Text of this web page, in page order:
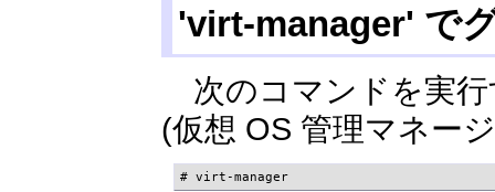
'virt-manager' で
次のコマンドを実行
(仮想 OS 管理マネー
# virt-manager